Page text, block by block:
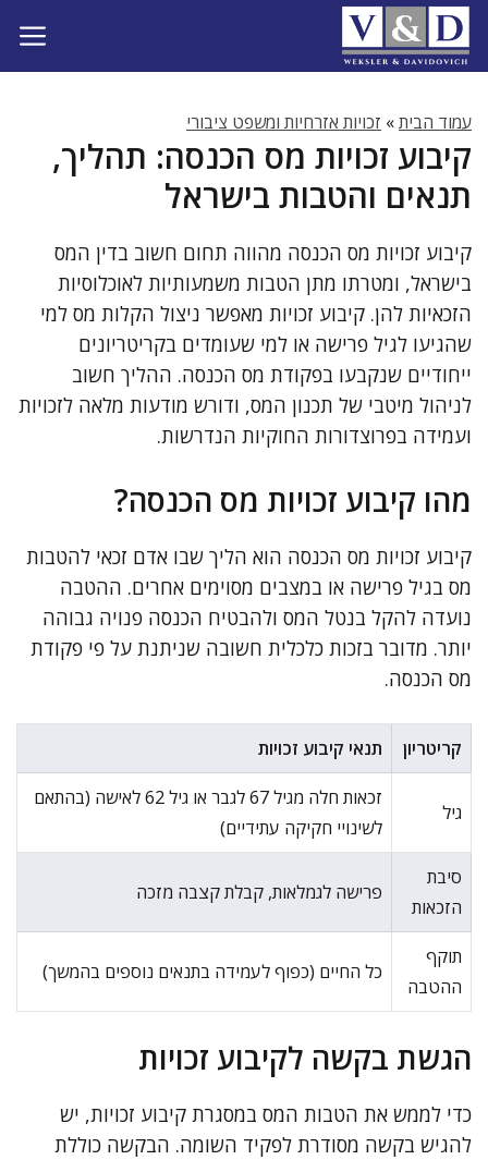
לדלג
לתוכן
עמוד הבית» זכויות אזרחיות ומשפט ציבורי
קיבוע זכויות מס הכנסה: תהליך,
תנאים והטבות בישראל
קיבוע זכויות מס הכנסה מהווה תחום חשוב בדין המס
בישראל, ומטרתו מתן הטבות משמעותיות לאוכלוסיות
הזכאיות להן. קיבוע זכויות מאפשר ניצול הקלות מס למי
שהגיעו לגיל פרישה או למי שעומדים בקריטריונים
ייחודיים שנקבעו בפקודת מס הכנסה. ההליך חשוב
לניהול מיטבי של תכנון המס, ודורש מודעות מלאה לזכויות
ועמידה בפרוצדורות החוקיות הנדרשות.
מהו קיבוע זכויות מס הכנסה?
קיבוע זכויות מס הכנסה הוא הליך שבו אדם זכאי להטבות
מס בגיל פרישה או במצבים מסוימים אחרים. ההטבה
נועדה להקל בנטל המס ולהבטיח הכנסה פנויה גבוהה
יותר. מדובר בזכות כלכלית חשובה שניתנת על פי פקודת
מס הכנסה.
קריטריון תנאי קיבוע זכויות
גיל
זכאות חלה מגיל 67 לגבר או גיל 62 לאישה (בהתאם
לשינויי חקיקה עתידיים)
סיבת
הזכאות
פרישה לגמלאות, קבלת קצבה מזכה
תוקף
ההטבה
כל החיים (כפוף לעמידה בתנאים נוספים בהמשך)
הגשת בקשה לקיבוע זכויות
כדי לממש את הטבות המס במסגרת קיבוע זכויות, יש
להגיש בקשה מסודרת לפקיד השומה. הבקשה כוללת